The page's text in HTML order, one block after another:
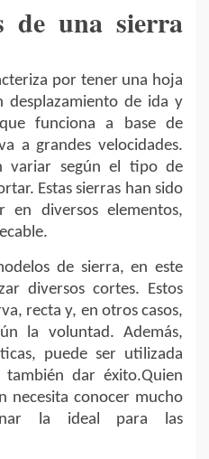
de una sierra
por tener una hoja
de ida y
funciona a base de
a grandes velocidades.
variar según el tipo de
Estas sierras han sido
en diversos elementos,
de sierra, en este
diversos cortes. Estos
recta y, en otros casos,
la voluntad. Además,
puede ser utilizada
dar éxito.Quien
necesita conocer mucho
la ideal para las